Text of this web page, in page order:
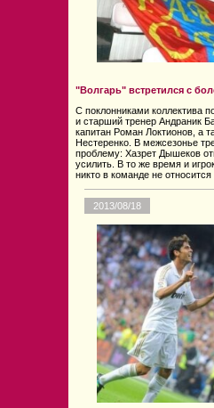
"Волгарь" встретился с
С поклонниками коллектива
и старший тренер Андраник
капитан Роман Локтионов, а
Нестеренко. В межсезонье
проблему: Хазрет Дышеков
усилить. В то же время и
никто в команде не
2013/08/18